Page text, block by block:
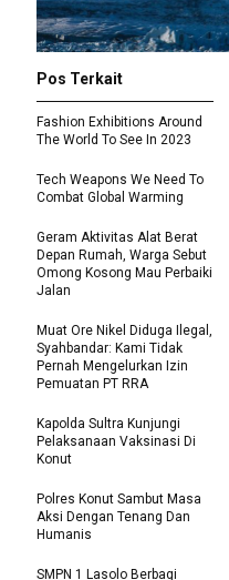
Pos Terkait
Fashion Exhibitions Around
The World To See In 2023
Tech Weapons We Need To
Combat Global Warming
Geram Aktivitas Alat Berat
Depan Rumah, Warga Sebut
Omong Kosong Mau Perbaiki
Jalan
Muat Ore Nikel Diduga Ilegal,
Syahbandar: Kami Tidak
Pernah Mengelurkan Izin
Pemuatan PT RRA
Kapolda Sultra Kunjungi
Pelaksanaan Vaksinasi Di
Konut
Polres Konut Sambut Masa
Aksi Dengan Tenang Dan
Humanis
SMPN 1 Lasolo Berbagi